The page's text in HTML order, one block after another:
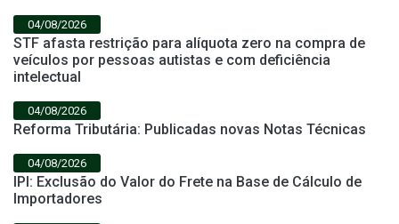
04/08/2026
STF afasta restrição para alíquota zero na compra de
veículos por pessoas autistas e com deficiência
intelectual
04/08/2026
Reforma Tributária: Publicadas novas Notas Técnicas
04/08/2026
IPI: Exclusão do Valor do Frete na Base de Cálculo de
Importadores